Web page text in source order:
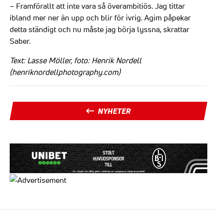
– Framförallt att inte vara så överambitiös. Jag tittar
ibland mer ner än upp och blir för ivrig. Agim påpekar
detta ständigt och nu måste jag börja lyssna, skrattar
Saber.
Text: Lasse Möller, foto: Henrik Nordell
(henriknordellphotography.com)
NYHETER